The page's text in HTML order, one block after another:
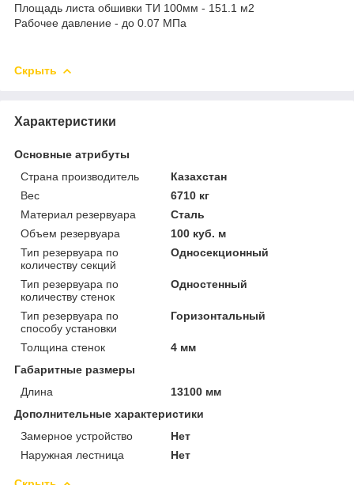
Площадь листа обшивки ТИ 100мм - 151.1 м2
Рабочее давление - до 0.07 МПа
Скрыть
Характеристики
Основные атрибуты
Страна производитель
Казахстан
Вес
6710 кг
Материал резервуара
Сталь
Объем резервуара
100 куб. м
Тип резервуара по
количеству секций
Односекционный
Тип резервуара по
количеству стенок
Одностенный
Тип резервуара по
способу установки
Горизонтальный
Толщина стенок
4 мм
Габаритные размеры
Длина
13100 мм
Дополнительные характеристики
Замерное устройство
Нет
Наружная лестница
Нет